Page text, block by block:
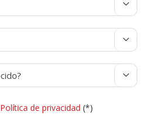



Política de privacidad (*)